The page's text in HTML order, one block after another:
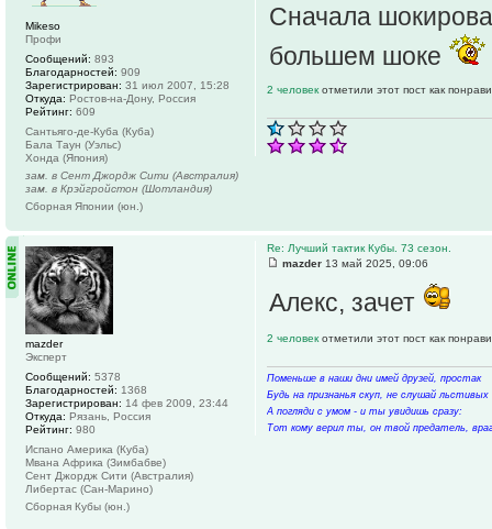
Сначала
большем шоке
2 человек отметили этот пост как
Mikeso
Профи
Сообщений: 893
Благодарностей: 909
Зарегистрирован: 31 июл 2007, 15:28
Откуда: Ростов-на-Дону, Россия
Рейтинг: 609
Сантьяго-де-Куба (Куба)
Бала Таун (Уэльс)
Хонда (Япония)
зам. в Сент Джордж Сити (Австралия)
зам. в Крэйгройстон (Шотландия)
Сборная Японии (юн.)
Re: Лучший тактик Кубы. 73 сезон.
mazder 13 май 2025, 09:06
Алекс, зачет
2 человек отметили этот пост как
Поменьше в наши дни имей друзей, простак
Будь на признанья скуп, не слушай льстивых
А погляди с умом - и ты увидишь сразу:
Тот кому верил ты, он твой предатель,
mazder
Эксперт
Сообщений: 5378
Благодарностей: 1368
Зарегистрирован: 14 фев 2009, 23:44
Откуда: Рязань, Россия
Рейтинг: 980
Испано Америка (Куба)
Мвана Африка (Зимбабве)
Сент Джордж Сити (Австралия)
Либертас (Сан-Марино)
Сборная Кубы (юн.)